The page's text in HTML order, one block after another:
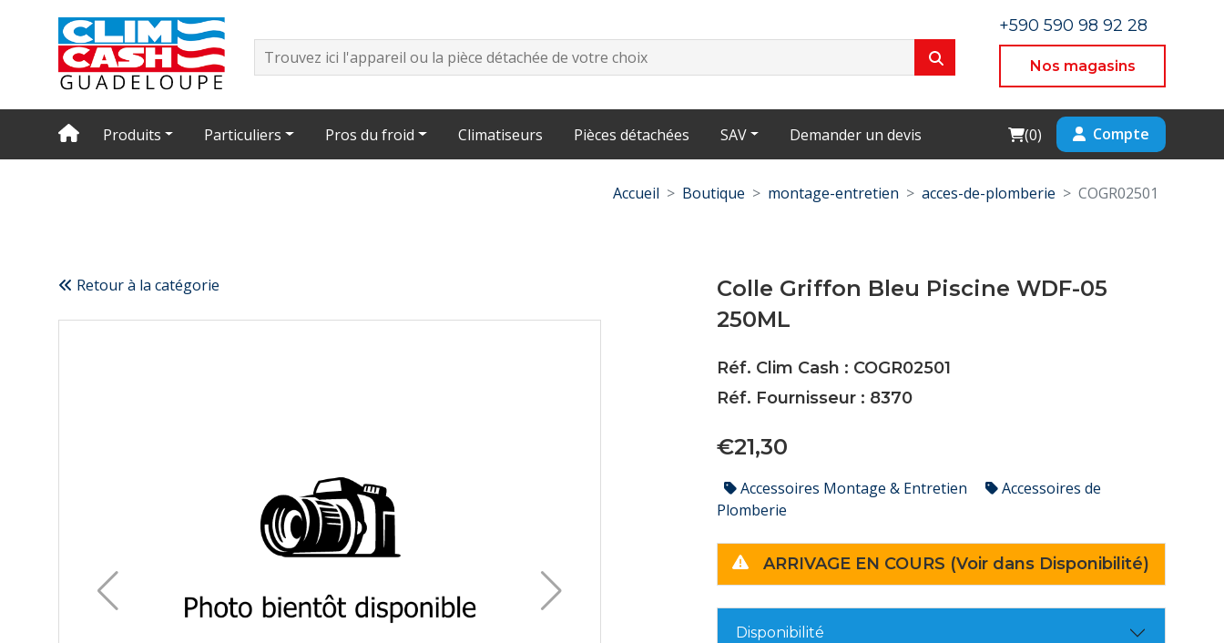
+590 590 98 92 28
Nos magasins
Produits Particuliers Pros du froid Climatiseurs Pièces détachées SAV Demander un devis Cart
(0) Compte
Accueil Boutique montage-entretien acces-de-plomberie COGR02501
Retour à la catégorie
Colle Griffon Bleu Piscine WDF-05
250ML
Réf. Clim Cash : COGR02501
Réf. Fournisseur : 8370
€21,30
Accessoires Montage & Entretien
Accessoires de
Plomberie
ARRIVAGE EN COURS (Voir dans Disponibilité)
Disponibilité